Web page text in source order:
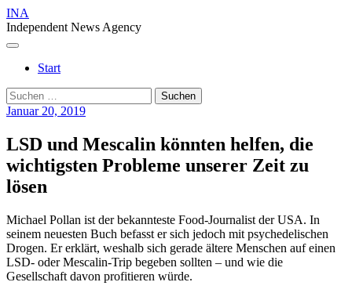
Skip
to
content
INA
Independent News Agency
Menu
Start
Suchen
nach:
Januar 20, 2019
LSD und Mescalin könnten helfen, die
wichtigsten Probleme unserer Zeit zu
lösen
Michael Pollan ist der bekannteste Food-Journalist der USA. In
seinem neuesten Buch befasst er sich jedoch mit psychedelischen
Drogen. Er erklärt, weshalb sich gerade ältere Menschen auf einen
LSD- oder Mescalin-Trip begeben sollten – und wie die
Gesellschaft davon profitieren würde.